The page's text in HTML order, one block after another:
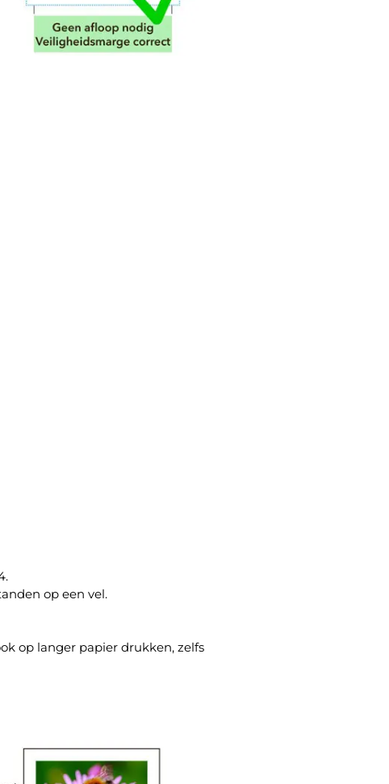
op een vel.
op langer papier drukken, zelfs